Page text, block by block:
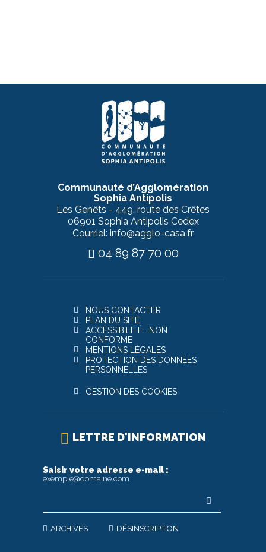
Communauté d’Agglomération
Sophia Antipolis
Les Genêts - 449, route des Crêtes
06901 Sophia Antipolis Cedex
Courriel: info@agglo-casa.fr
04 89 87 70 00
NOUS CONTACTER
PLAN DU SITE
ACCESSIBILITÉ : NON
CONFORME
MENTIONS LÉGALES
PROTECTION DES DONNÉES
PERSONNELLES
GESTION DES COOKIES
LETTRE D'INFORMATION
Saisir votre adresse e-mail :
exemple@domaine.com
ARCHIVES DÉSINSCRIPTION